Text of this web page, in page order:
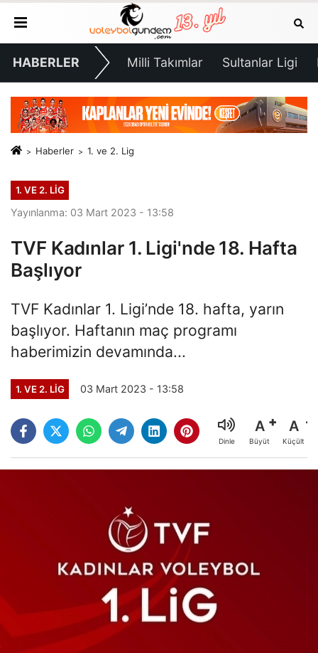
HABERLER Milli Takımlar Sultanlar Ligi
Haberler 1. ve 2. Lig
1. VE 2. LIG
Yayınlanma: 03 Mart 2023 - 13:58
TVF Kadınlar 1. Ligi'nde 18. Hafta
Başlıyor
TVF Kadınlar 1. Ligi’nde 18. hafta, yarın
başlıyor. Haftanın maç programı
haberimizin devamında...
1. VE 2. LIG 03 Mart 2023 - 13:58
Dinle
A
Büyüt
A
Küçült